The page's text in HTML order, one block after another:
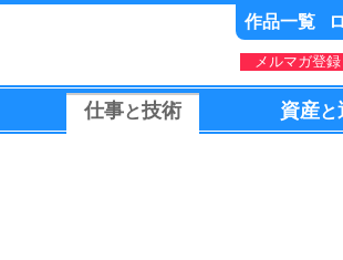
作品一覧
メルマガ登録
仕事と技術 資産と